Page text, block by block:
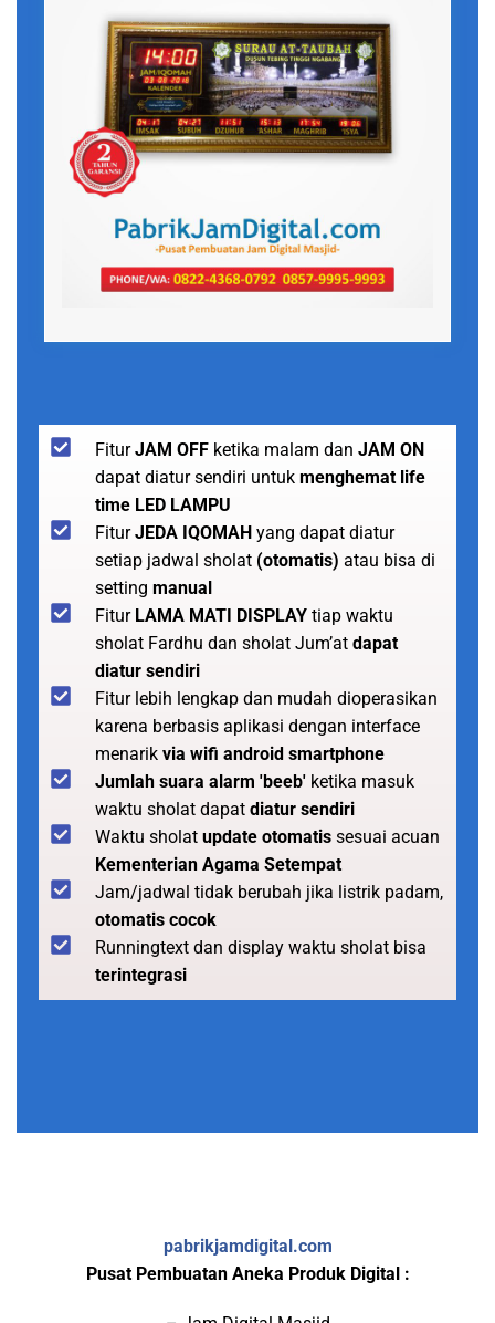
FiturJAM OFF ketika malam dan JAM ON
dapat diatur sendiri untuk menghemat life
time LED LAMPU
FiturJEDA IQOMAH yang dapat diatur
setiap jadwal sholat (otomatis) atau bisa di
setting manual
Fitur LAMA MATI DISPLAY tiap waktu
sholat Fardhu dan sholat Jum’at dapat
diatur sendiri
Fitur lebih lengkap dan mudah dioperasikan
karena berbasis aplikasi dengan interface
menarik via wifi android smartphone
Jumlah suara alarm 'beeb' ketika masuk
waktu sholat dapat diatur sendiri
Waktu sholat update otomatis sesuai acuan
Kementerian Agama Setempat
Jam/jadwal tidak berubah jika listrik padam,
otomatis cocok
Runningtext dan display waktu sholat bisa
terintegrasi
pabrikjamdigital.com
Pusat Pembuatan Aneka Produk Digital :